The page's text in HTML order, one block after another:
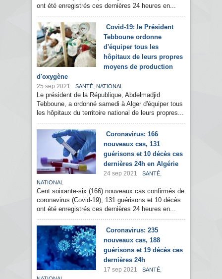
ont été enregistrés ces dernières 24 heures en...
Covid-19: le Président
Tebboune ordonne
d'équiper tous les
hôpitaux de leurs propres
moyens de production
d'oxygène
25 sep 2021 SANTÉ, NATIONAL
Le président de la République, Abdelmadjid
Tebboune, a ordonné samedi à Alger d'équiper tous
les hôpitaux du territoire national de leurs propres...
Coronavirus: 166
nouveaux cas, 131
guérisons et 10 décès ces
dernières 24h en Algérie
24 sep 2021 SANTÉ,
NATIONAL
Cent soixante-six (166) nouveaux cas confirmés de
coronavirus (Covid-19), 131 guérisons et 10 décès
ont été enregistrés ces dernières 24 heures en...
Coronavirus: 235
nouveaux cas, 188
guérisons et 19 décès ces
dernières 24h
17 sep 2021 SANTÉ,